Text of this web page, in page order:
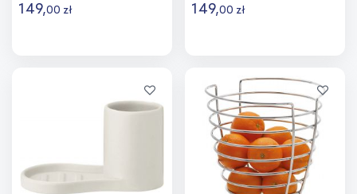
149,00 zł 149,00 zł
Dodaj do
porównania